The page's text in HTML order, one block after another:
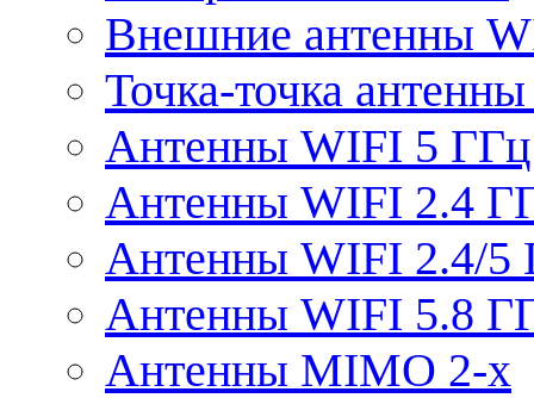
Внешние антенны
Точка-точка
Антенны WIFI 5 ГГц
Антенны WIFI 2.4
Антенны WIFI 2.4/5
Антенны WIFI 5.8
Антенны MIMO 2-x